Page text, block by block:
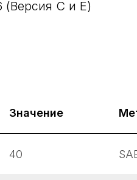
(Версия С и Е)
Значение
40